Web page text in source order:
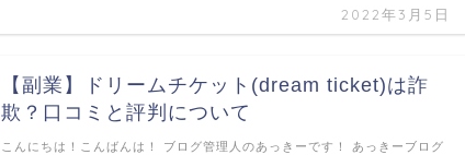
2022年3月5日
【副業】ドリームチケット(dream ticket)は詐
欺？口コミと評判について
こんにちは！こんばんは！ ブログ管理人のあっきーです！ あっきーブログ